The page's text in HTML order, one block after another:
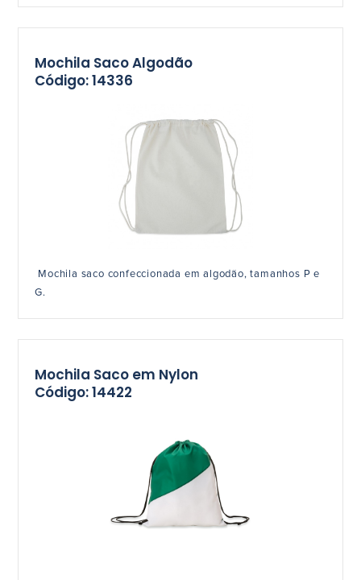
Mochila Saco Algodão
Código: 14336
Mochila saco confeccionada em algodão, tamanhos P e
G.
Mochila Saco em Nylon
Código: 14422